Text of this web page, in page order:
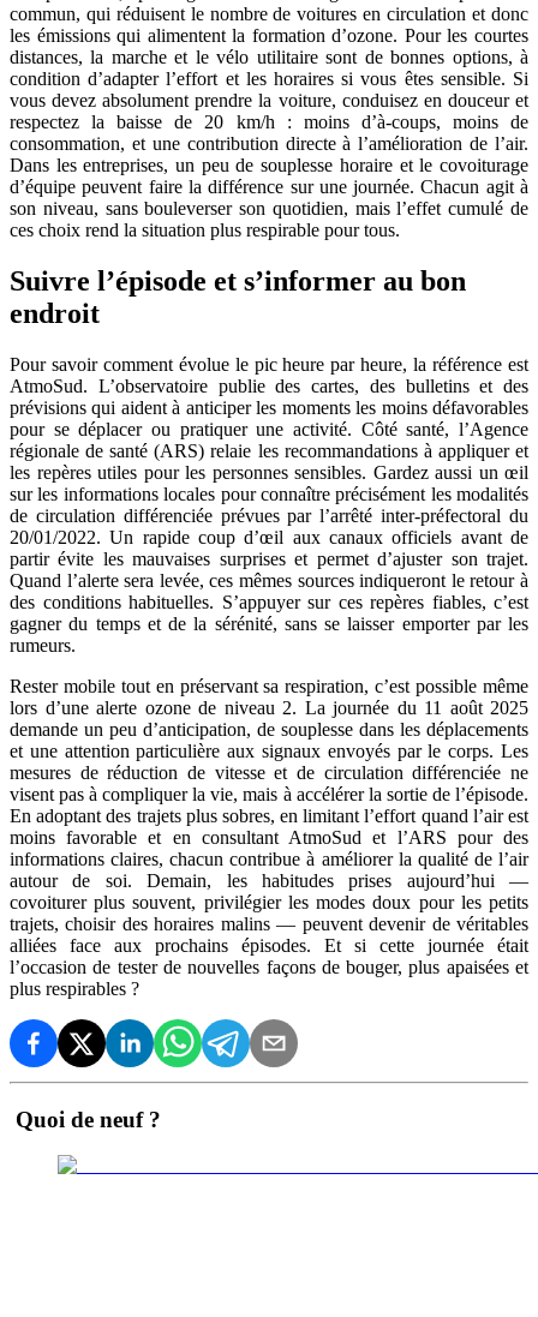
commun, qui réduisent le nombre de voitures en circulation et donc
les émissions qui alimentent la formation d’ozone. Pour les courtes
distances, la marche et le vélo utilitaire sont de bonnes options, à
condition d’adapter l’effort et les horaires si vous êtes sensible. Si
vous devez absolument prendre la voiture, conduisez en douceur et
respectez la baisse de 20 km/h : moins d’à-coups, moins de
consommation, et une contribution directe à l’amélioration de l’air.
Dans les entreprises, un peu de souplesse horaire et le covoiturage
d’équipe peuvent faire la différence sur une journée. Chacun agit à
son niveau, sans bouleverser son quotidien, mais l’effet cumulé de
ces choix rend la situation plus respirable pour tous.
Suivre l’épisode et s’informer au bon
endroit
Pour savoir comment évolue le pic heure par heure, la référence est
AtmoSud. L’observatoire publie des cartes, des bulletins et des
prévisions qui aident à anticiper les moments les moins défavorables
pour se déplacer ou pratiquer une activité. Côté santé, l’Agence
régionale de santé (ARS) relaie les recommandations à appliquer et
les repères utiles pour les personnes sensibles. Gardez aussi un œil
sur les informations locales pour connaître précisément les modalités
de circulation différenciée prévues par l’arrêté inter-préfectoral du
20/01/2022. Un rapide coup d’œil aux canaux officiels avant de
partir évite les mauvaises surprises et permet d’ajuster son trajet.
Quand l’alerte sera levée, ces mêmes sources indiqueront le retour à
des conditions habituelles. S’appuyer sur ces repères fiables, c’est
gagner du temps et de la sérénité, sans se laisser emporter par les
rumeurs.
Rester mobile tout en préservant sa respiration, c’est possible même
lors d’une alerte ozone de niveau 2. La journée du 11 août 2025
demande un peu d’anticipation, de souplesse dans les déplacements
et une attention particulière aux signaux envoyés par le corps. Les
mesures de réduction de vitesse et de circulation différenciée ne
visent pas à compliquer la vie, mais à accélérer la sortie de l’épisode.
En adoptant des trajets plus sobres, en limitant l’effort quand l’air est
moins favorable et en consultant AtmoSud et l’ARS pour des
informations claires, chacun contribue à améliorer la qualité de l’air
autour de soi. Demain, les habitudes prises aujourd’hui —
covoiturer plus souvent, privilégier les modes doux pour les petits
trajets, choisir des horaires malins — peuvent devenir de véritables
alliées face aux prochains épisodes. Et si cette journée était
l’occasion de tester de nouvelles façons de bouger, plus apaisées et
plus respirables ?
Quoi de neuf ?